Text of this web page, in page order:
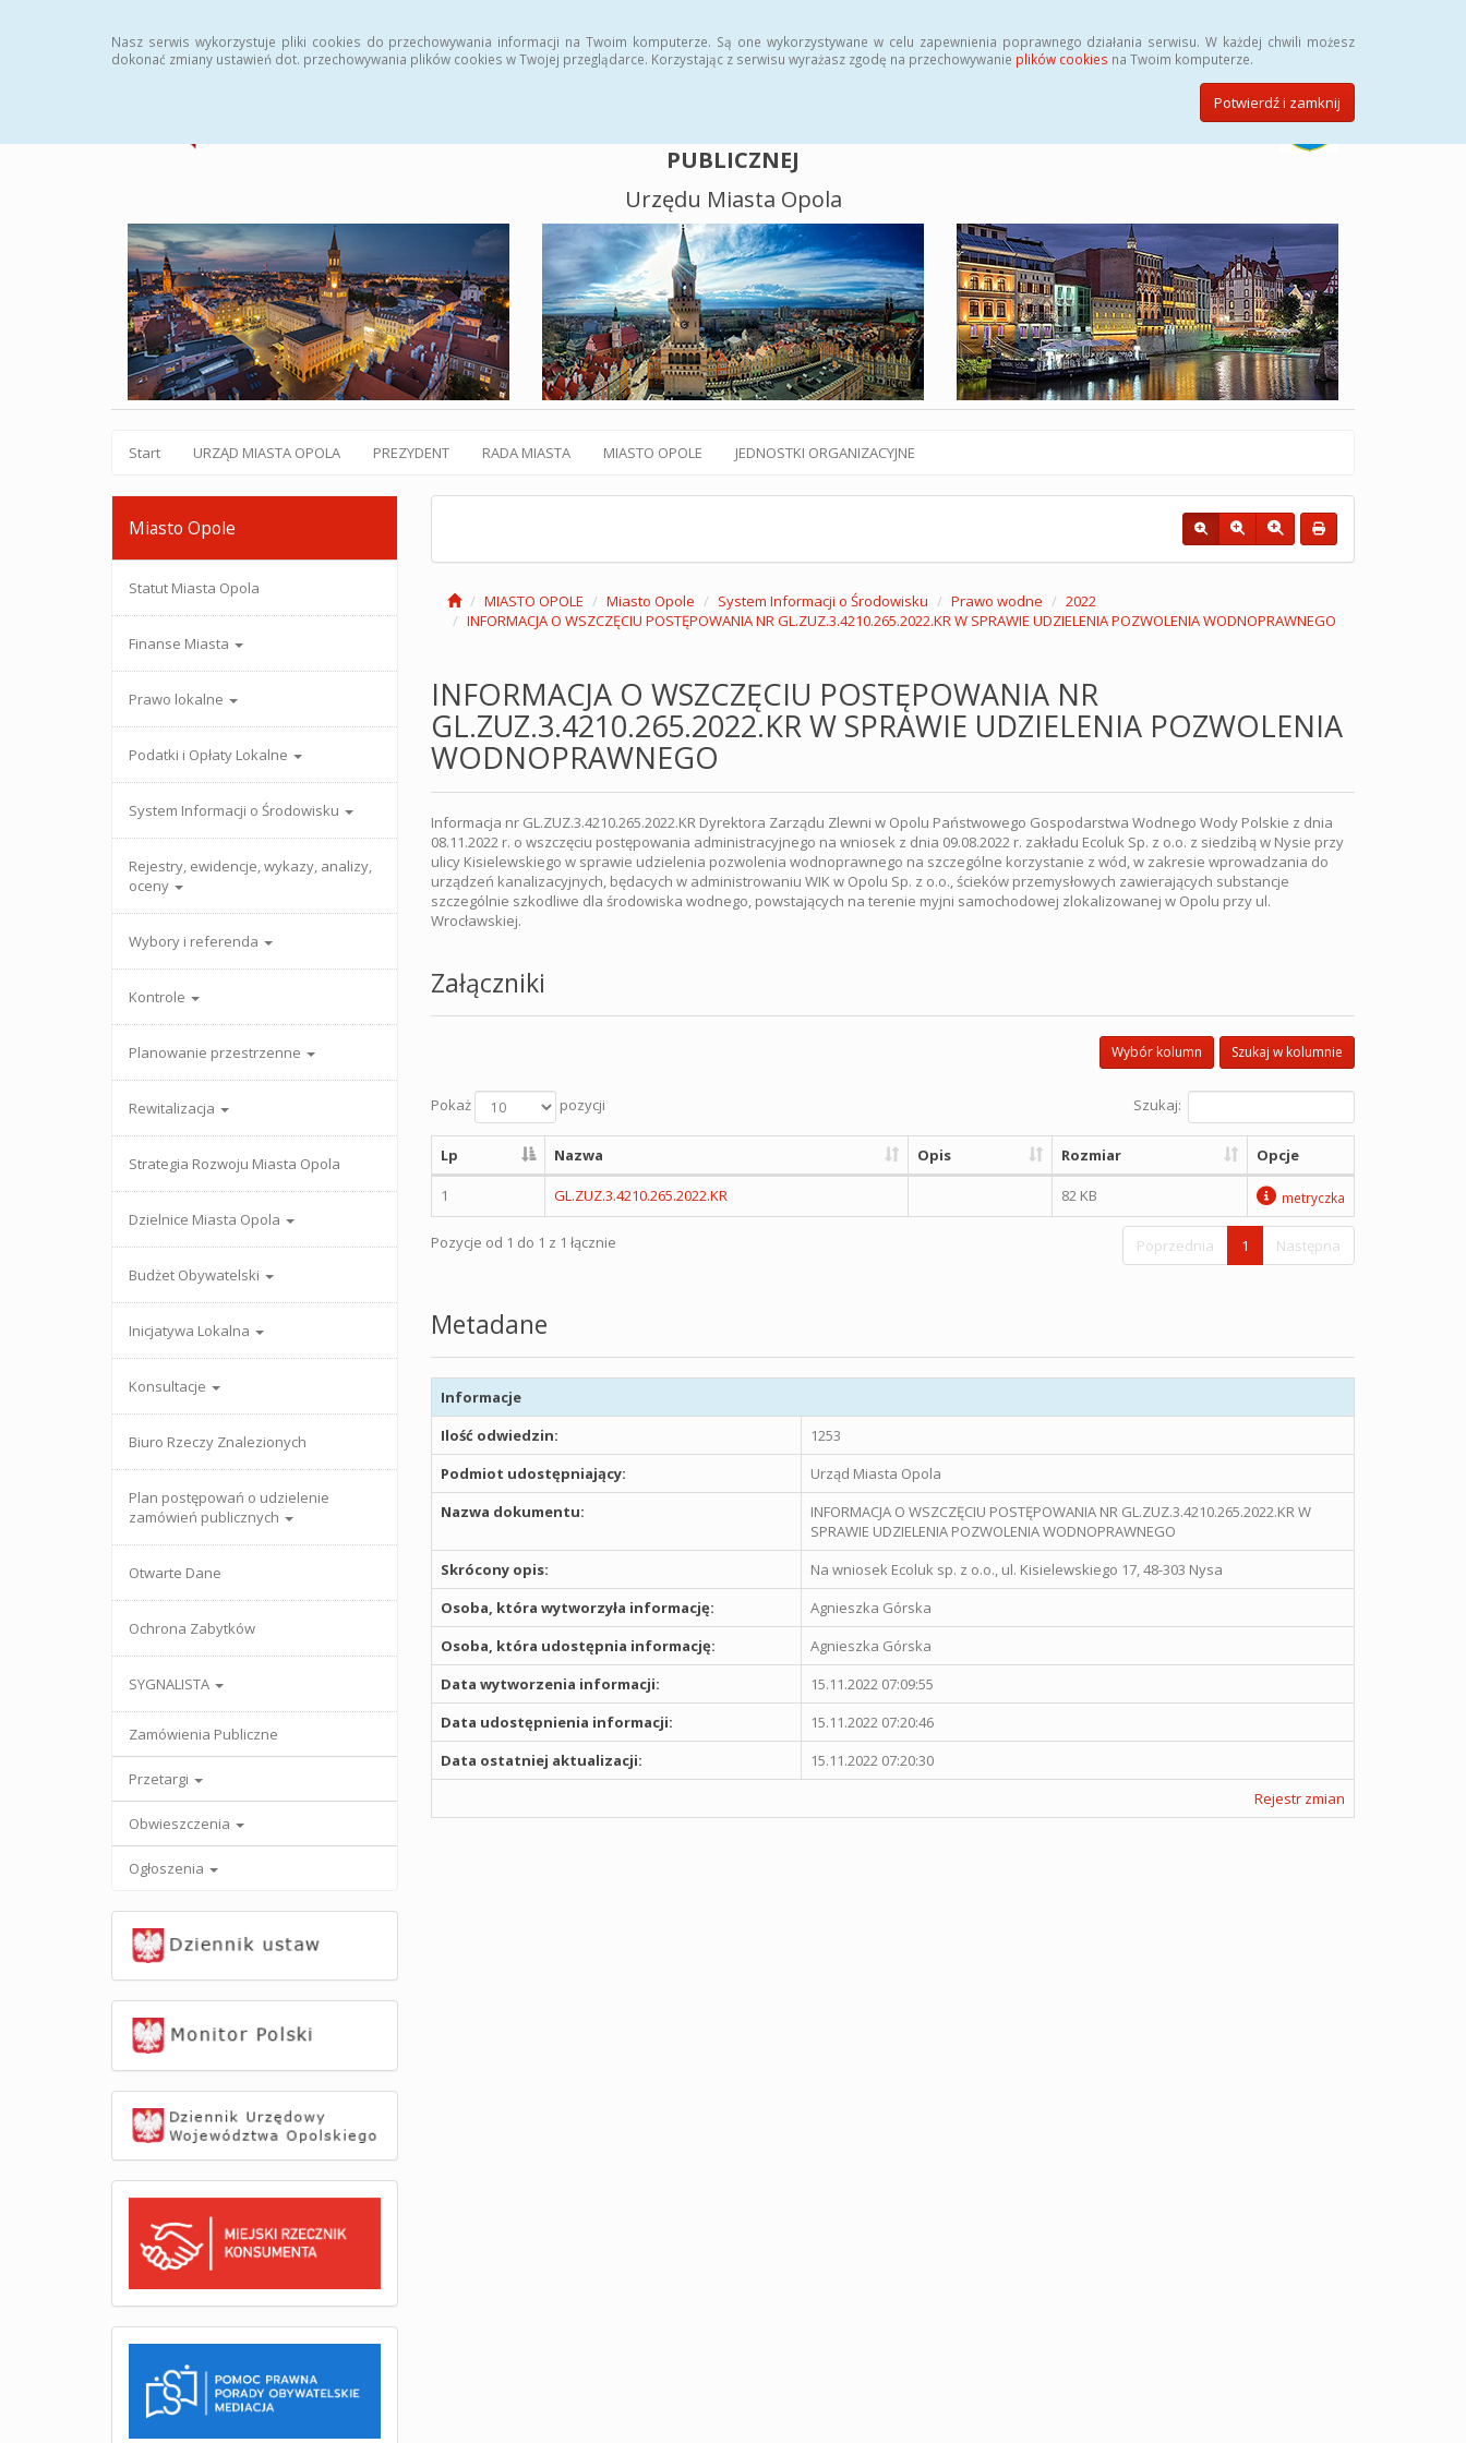
Nasz serwis wykorzystuje pliki cookies do przechowywania informacji na Twoim komputerze. Są one wykorzystywane w celu zapewnienia poprawnego działania serwisu. W każdej chwili możesz
dokonać zmiany ustawień dot. przechowywania plików cookies w Twojej przeglądarce. Korzystając z serwisu wyrażasz zgodę na przechowywanie plików cookies na Twoim komputerze.
Potwierdź i zamknij
PUBLICZNEJ
Urzędu Miasta Opola
Start URZĄD MIASTA OPOLA PREZYDENT RADA MIASTA MIASTO OPOLE JEDNOSTKI ORGANIZACYJNE
Miasto Opole
Statut Miasta Opola
Finanse Miasta
Prawo lokalne
Podatki i Opłaty Lokalne
System Informacji o Środowisku
Rejestry, ewidencje, wykazy, analizy,
oceny
Wybory i referenda
Kontrole
Planowanie przestrzenne
Rewitalizacja
Strategia Rozwoju Miasta Opola
Dzielnice Miasta Opola
Budżet Obywatelski
Inicjatywa Lokalna
Konsultacje
Biuro Rzeczy Znalezionych
Plan postępowań o udzielenie
zamówień publicznych
Otwarte Dane
Ochrona Zabytków
SYGNALISTA
Zamówienia Publiczne
Przetargi
Obwieszczenia
Ogłoszenia
MIASTO OPOLE Miasto Opole System Informacji o Środowisku Prawo wodne
2022
INFORMACJA O WSZCZĘCIU POSTĘPOWANIA NR GL.ZUZ.3.4210.265.2022.KR W SPRAWIE UDZIELENIA POZWOLENIA WODNOPRAWNEGO
INFORMACJA O WSZCZĘCIU POSTĘPOWANIA NR
GL.ZUZ.3.4210.265.2022.KR W SPRAWIE UDZIELENIA POZWOLENIA
WODNOPRAWNEGO
Informacja nr GL.ZUZ.3.4210.265.2022.KR Dyrektora Zarządu Zlewni w Opolu Państwowego Gospodarstwa Wodnego Wody Polskie z dnia
08.11.2022 r. o wszczęciu postępowania administracyjnego na wniosek z dnia 09.08.2022 r. zakładu Ecoluk Sp. z o.o. z siedzibą w Nysie przy
ulicy Kisielewskiego w sprawie udzielenia pozwolenia wodnoprawnego na szczególne korzystanie z wód, w zakresie wprowadzania do
urządzeń kanalizacyjnych, będacych w administrowaniu WIK w Opolu Sp. z o.o., ścieków przemysłowych zawierających substancje
szczególnie szkodliwe dla środowiska wodnego, powstających na terenie myjni samochodowej zlokalizowanej w Opolu przy ul.
Wrocławskiej.
Załączniki
Szukaj w kolumnie
Wybór kolumn
Pokaż pozycji Szukaj:
Lp Nazwa Opis Rozmiar Opcje
1 GL.ZUZ.3.4210.265.2022.KR 82 KB metryczka
Pozycje od 1 do 1 z 1 łącznie Poprzednia 1 Następna
Metadane
Informacje
Ilość odwiedzin:
1253
Podmiot udostępniający:
Urząd Miasta Opola
Nazwa dokumentu:
INFORMACJA O WSZCZĘCIU POSTĘPOWANIA NR GL.ZUZ.3.4210.265.2022.KR W
SPRAWIE UDZIELENIA POZWOLENIA WODNOPRAWNEGO
Skrócony opis:
Na wniosek Ecoluk sp. z o.o., ul. Kisielewskiego 17, 48-303 Nysa
Osoba, która wytworzyła informację:
Agnieszka Górska
Osoba, która udostępnia informację:
Agnieszka Górska
Data wytworzenia informacji:
15.11.2022 07:09:55
Data udostępnienia informacji:
15.11.2022 07:20:46
Data ostatniej aktualizacji:
15.11.2022 07:20:30
Rejestr zmian